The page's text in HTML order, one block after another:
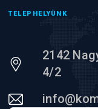
TELEPHELYÜNK
2142
4/2